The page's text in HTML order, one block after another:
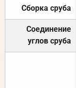
Сборка сруба
Соединение
углов сруба